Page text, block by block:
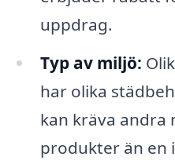
uppdrag.
Typ av miljö:
har olika
kan kräva andra
produkter än en